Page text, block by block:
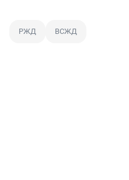
РЖД ВСЖД